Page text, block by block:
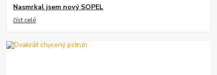
Nasmrkal jsem nový SOPEL
číst celé